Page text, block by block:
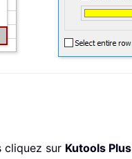
cliquez sur Kutools Plus